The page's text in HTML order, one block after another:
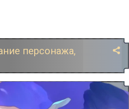
персонажа,